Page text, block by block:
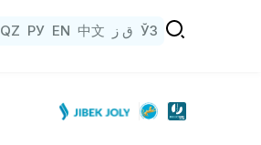
QZ РУ EN 中文 ق ز ЎЗ